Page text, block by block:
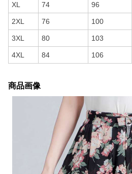
XL 74 96
2XL 76 100
3XL 80 103
4XL 84 106
商品画像